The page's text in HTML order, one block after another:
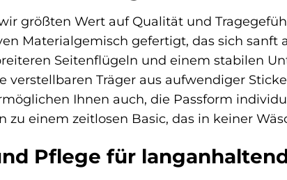
größten Wert auf Qualität und
Materialgemisch gefertigt, das sich sanft
Seitenflügeln und einem stabilen
verstellbaren Träger aus aufwendiger
Ihnen auch, die Passform
zu einem zeitlosen Basic, das in keiner
Pflege für